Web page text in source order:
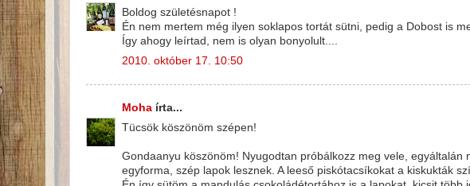
Boldog születésnapot !
Én nem mertem még ilyen soklapos tortát sütni, pedig a Dobost is
Így ahogy leírtad, nem is olyan bonyolult....
2010. október 17. 10:50
Moha írta...
Tücsök köszönöm szépen!
Gondaanyu köszönöm! Nyugodtan próbálkozz meg vele, egyáltalán
egyforma, szép lapok lesznek. A leeső piskótacsíkokat a kiskukták